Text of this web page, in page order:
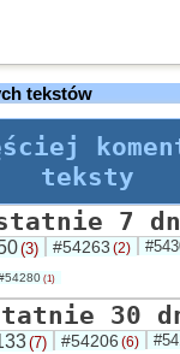
tekstów
teksty
7
(3) #54263 (2)
(1)
30
(7) #54206 (6)